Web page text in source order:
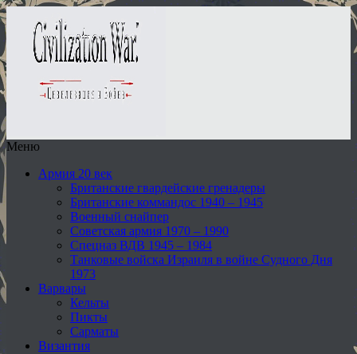
Меню
Армия 20 век
Британские гвардейские гренадеры
Британские коммандос 1940 – 1945
Военный снайпер
Советская армия 1970 – 1990
Спецназ ВДВ 1945 – 1984
Танковые войска Израиля в войне Судного Дня
1973
Варвары
Кельты
Пикты
Сарматы
Византия